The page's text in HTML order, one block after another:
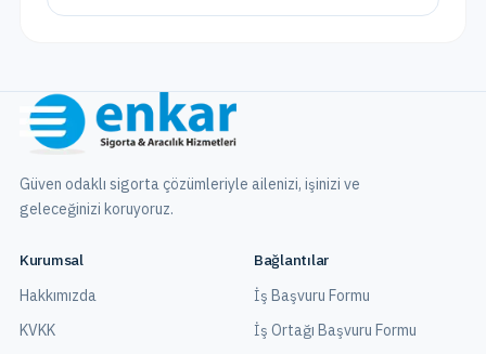
Güven odaklı sigorta çözümleriyle ailenizi, işinizi ve
geleceğinizi koruyoruz.
Kurumsal
Hakkımızda
KVKK
Bağlantılar
İş Başvuru Formu
İş Ortağı Başvuru Formu